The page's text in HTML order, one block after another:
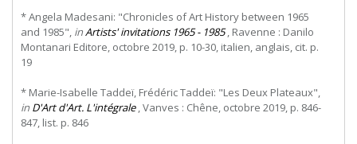
* Angela Madesani: "Chronicles of Art History between 1965
and 1985", inArtists' invitations 1965 - 1985, Ravenne : Danilo
Montanari Editore, octobre 2019, p. 10-30, italien, anglais, cit. p.
19
* Marie-Isabelle Taddeï, Frédéric Taddeï: "Les Deux Plateaux",
in D'Art d'Art. L'intégrale, Vanves : Chêne, octobre 2019, p. 846-
847, list. p. 846